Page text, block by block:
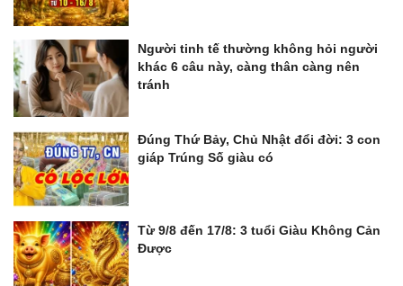
Người tinh tế thường không hỏi người
khác 6 câu này, càng thân càng nên
tránh
Đúng Thứ Bảy, Chủ Nhật đổi đời: 3 con
giáp Trúng Số giàu có
Từ 9/8 đến 17/8: 3 tuổi Giàu Không Cản
Được